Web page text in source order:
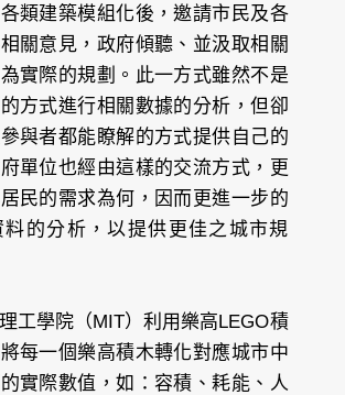
類建築模組化後，邀請市民及各
關意見，政府傾聽、並汲取相關
實際的規劃。此一方式雖然不是
方式進行相關數據的分析，但卻
與者都能瞭解的方式提供自己的
單位也經由這樣的交流方式，更
民的需求為何，因而更進一步的
料的分析，以提供更佳之城市規
工學院（MIT）利用樂高LEGO積
每一個樂高積木轉化對應城市中
實際數值，如：容積、耗能、人